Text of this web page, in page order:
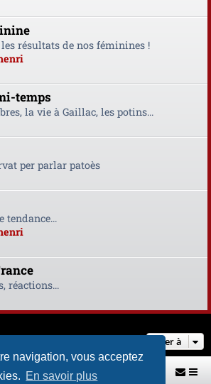
navigation, vous acceptez
En savoir plus
résultats de nos féminines !
temps
la vie à Gaillac, les potins...
per parlar patoès
tendance...
réactions...
Aller à
Index du forum